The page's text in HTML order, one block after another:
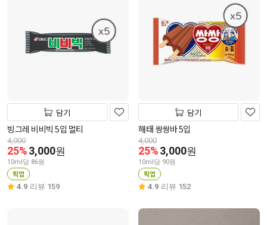
담기
빙그레 비비빅 5입 멀티
4,000
25%3,000원
10ml당 86원
픽업
4.9 리뷰 159
담기
해태 쌍쌍바 5입
4,000
25%3,000원
10ml당 90원
픽업
4.9 리뷰 152